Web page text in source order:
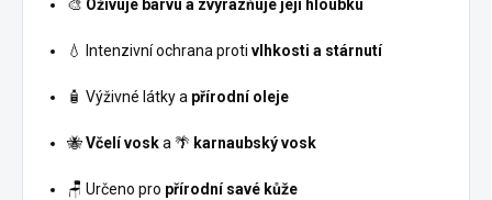
🎨 Oživuje barvu a zvýrazňuje její hloubku
💧 Intenzivní ochrana proti vlhkosti a stárnutí
🧴 Výživné látky a přírodní oleje
🐝Včelí voska 🌴 karnaubský vosk
🪑 Určeno pro přírodní savé kůže